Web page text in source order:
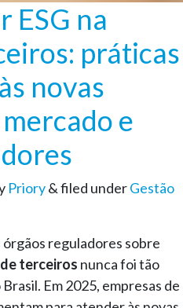
ESG na
práticas
novas
e
Priory&filed underGestão
reguladores sobre
terceiros nunca foi tão
Em 2025, empresas de